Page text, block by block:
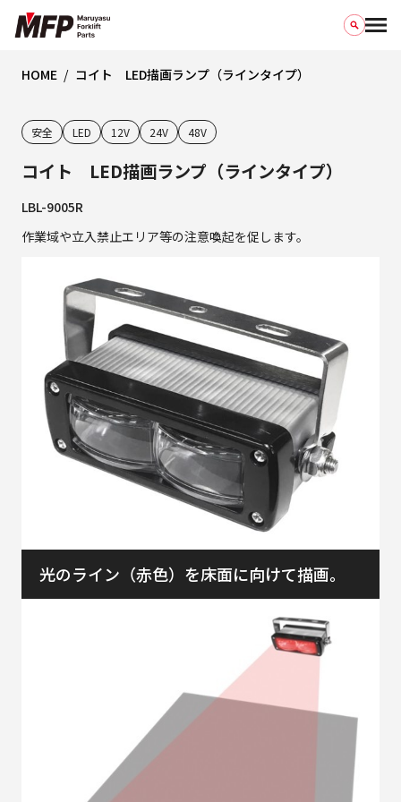
HOME コイト LED描画ランプ（ラインタイプ）
安全 LED 12V 24V 48V
コイト LED描画ランプ（ラインタイプ）
LBL-9005R
作業域や立入禁止エリア等の注意喚起を促します。
光のライン（赤色）を床面に向けて描画。